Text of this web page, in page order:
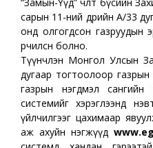
сарын 11-ний өдрийн А/33
онд олгогдсон
өөрчилсөн болно.
Түүнчлэн Монгол Улсын
дугаар тогтоолоор
газрын нэгдмэл сангийн
системийг хэрэглээнд
үйлчилгээг цахимаар явуулж
аж ахуйн нэгжүүд